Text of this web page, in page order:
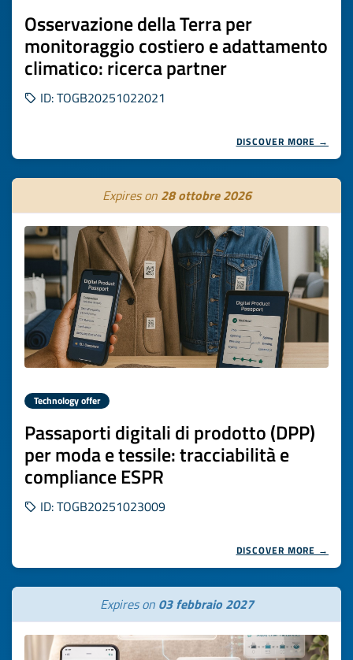
Osservazione della Terra per
monitoraggio costiero e adattamento
climatico: ricerca partner
ID: TOGB20251022021
DISCOVER MORE →
Expires on 28 ottobre 2026
Technology offer
Passaporti digitali di prodotto (DPP)
per moda e tessile: tracciabilità e
compliance ESPR
ID: TOGB20251023009
DISCOVER MORE →
Expires on 03 febbraio 2027